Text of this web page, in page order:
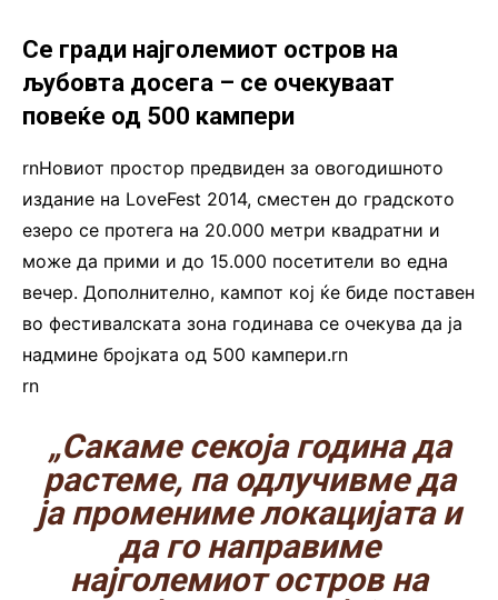
Се гради најголемиот остров на
љубовта досега – се очекуваат
повеќе од 500 кампери
rnНовиот простор предвиден за овогодишното
издание на LoveFest 2014, сместен до градското
езеро се протега на 20.000 метри квадратни и
може да прими и до 15.000 посетители во една
вечер. Дополнително, кампот кој ќе биде поставен
во фестивалската зона годинава се очекува да ја
надмине бројката од 500 кампери.rn
rn
„Сакаме секоја година да
растеме, па одлучивме да
ја промениме локацијата и
да го направиме
најголемиот остров на